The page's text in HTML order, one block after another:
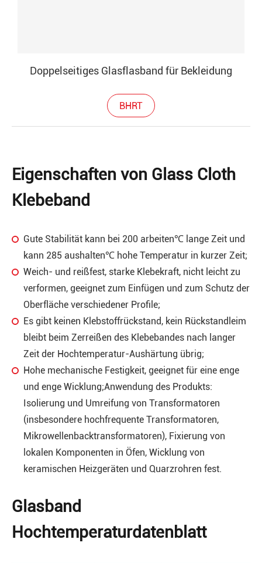
Doppelseitiges Glasflasband für Bekleidung
BHRT
Eigenschaften von Glass Cloth
Klebeband
Gute Stabilität kann bei 200 arbeiten℃ lange Zeit und
kann 285 aushalten℃ hohe Temperatur in kurzer Zeit;
Weich- und reißfest, starke Klebekraft, nicht leicht zu
verformen, geeignet zum Einfügen und zum Schutz der
Oberfläche verschiedener Profile;
Es gibt keinen Klebstoffrückstand, kein Rückstandleim
bleibt beim Zerreißen des Klebebandes nach langer
Zeit der Hochtemperatur-Aushärtung übrig;
Hohe mechanische Festigkeit, geeignet für eine enge
und enge Wicklung;Anwendung des Produkts:
Isolierung und Umreifung von Transformatoren
(insbesondere hochfrequente Transformatoren,
Mikrowellenbacktransformatoren), Fixierung von
lokalen Komponenten in Öfen, Wicklung von
keramischen Heizgeräten und Quarzrohren fest.
Glasband
Hochtemperaturdatenblatt